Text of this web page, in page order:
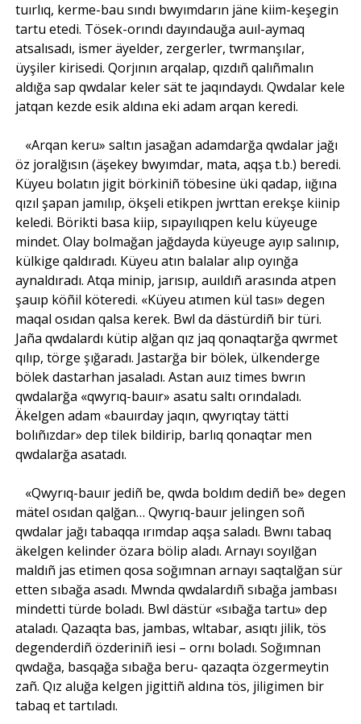
tuırlıq, kerme-bau sındı bwyımdarın jäne kiim-keşegin
tartu etedi. Tösek-orındı dayındauğa auıl-aymaq
atsalısadı, ismer äyelder, zergerler, twrmanşılar,
üyşiler kirisedi. Qorjının arqalap, qızdıñ qalıñmalın
aldığa sap qwdalar keler sät te jaqındaydı. Qwdalar kele
jatqan kezde esik aldına eki adam arqan keredi.
«Arqan keru» saltın jasağan adamdarğa qwdalar jağı
öz joralğısın (äşekey bwyımdar, mata, aqşa t.b.) beredi.
Küyeu bolatın jigit börkiniñ töbesine üki qadap, iığına
qızıl şapan jamılıp, ökşeli etikpen jwrttan erekşe kiinip
keledi. Börikti basa kiip, sıpayılıqpen kelu küyeuge
mindet. Olay bolmağan jağdayda küyeuge ayıp salınıp,
külkige qaldıradı. Küyeu atın balalar alıp oyınğa
aynaldıradı. Atqa minip, jarısıp, auıldıñ arasında atpen
şauıp köñil köteredi. «Küyeu atımen kül tası» degen
maqal osıdan qalsa kerek. Bwl da dästürdiñ bir türi.
Jaña qwdalardı kütip alğan qız jaq qonaqtarğa qwrmet
qılıp, törge şığaradı. Jastarğa bir bölek, ülkenderge
bölek dastarhan jasaladı. Astan auız times bwrın
qwdalarğa «qwyrıq-bauır» asatu saltı orındaladı.
Äkelgen adam «bauırday jaqın, qwyrıqtay tätti
bolıñızdar» dep tilek bildirip, barlıq qonaqtar men
qwdalarğa asatadı.
«Qwyrıq-bauır jediñ be, qwda boldım dediñ be» degen
mätel osıdan qalğan… Qwyrıq-bauır jelingen soñ
qwdalar jağı tabaqqa ırımdap aqşa saladı. Bwnı tabaq
äkelgen kelinder özara bölip aladı. Arnayı soyılğan
maldıñ jas etimen qosa soğımnan arnayı saqtalğan sür
etten sıbağa asadı. Mwnda qwdalardıñ sıbağa jambası
mindetti türde boladı. Bwl dästür «sıbağa tartu» dep
ataladı. Qazaqta bas, jambas, wltabar, asıqtı jilik, tös
degenderdiñ özderiniñ iesi – ornı boladı. Soğımnan
qwdağa, basqağa sıbağa beru- qazaqta özgermeytin
zañ. Qız aluğa kelgen jigittiñ aldına tös, jiligimen bir
tabaq et tartıladı.